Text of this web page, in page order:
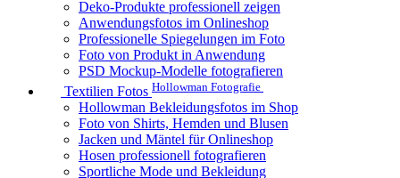
Deko-Produkte professionell zeigen
Anwendungsfotos im Onlineshop
Professionelle Spiegelungen im Foto
Foto von Produkt in Anwendung
PSD Mockup-Modelle fotografieren
Textilien Fotos Hollowman Fotografie
Hollowman Bekleidungsfotos im Shop
Foto von Shirts, Hemden und Blusen
Jacken und Mäntel für Onlineshop
Hosen professionell fotografieren
Sportliche Mode und Bekleidung